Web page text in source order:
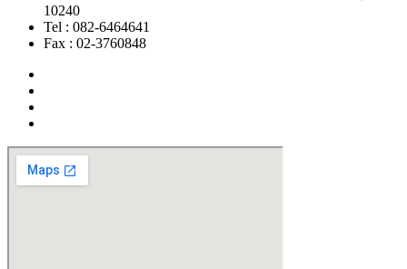
10240
Tel : 082-6464641
Fax : 02-3760848